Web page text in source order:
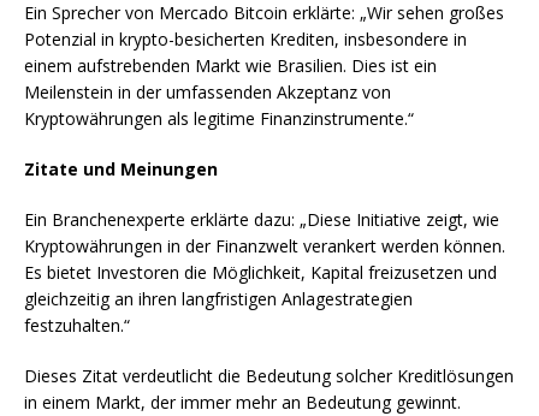
Ein Sprecher von Mercado Bitcoin erklärte: „Wir sehen großes
Potenzial in krypto-besicherten Krediten, insbesondere in
einem aufstrebenden Markt wie Brasilien. Dies ist ein
Meilenstein in der umfassenden Akzeptanz von
Kryptowährungen als legitime Finanzinstrumente.“
Zitate und Meinungen
Ein Branchenexperte erklärte dazu: „Diese Initiative zeigt, wie
Kryptowährungen in der Finanzwelt verankert werden können.
Es bietet Investoren die Möglichkeit, Kapital freizusetzen und
gleichzeitig an ihren langfristigen Anlagestrategien
festzuhalten.“
Dieses Zitat verdeutlicht die Bedeutung solcher Kreditlösungen
in einem Markt, der immer mehr an Bedeutung gewinnt.